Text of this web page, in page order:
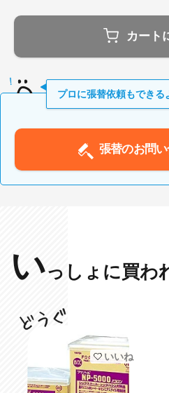
カート
プロに張替依頼もできる
張替のお問
いっしょに買わ
いいね